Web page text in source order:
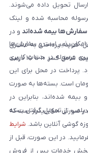
تحویل داده می‌شوند.
محاسبه شده و لینک
سفارش‌ها بیمه شده‌اند و در
هزینه پرداختی به مشتری
بازگردانده خواهد شد. توجه داشته باشید که بیمه شامل کسر ۱۰ تا ۱۵ درصد
امکان‌پذیر است و سفارش‌ها
مرسوله در حساب کاربری
پرداخت در محل برای این
و هزینه ثابت ارسال ۹۹ هزار تومان است. بسته‌ها به صورت
شده‌اند، بنابراین در
از تحویل گرفتن بسته
صورتی امکان‌پذیر است که
گوشی آنلاین باشد. شرایط
در این صورت، قبل از
با بخش خدمات پس از فروش